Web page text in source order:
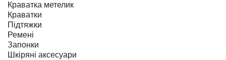
Краватка метелик
Краватки
Підтяжки
Ремені
Запонки
Шкіряні аксесуари